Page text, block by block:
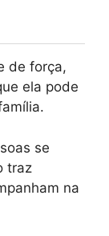
de força,
ela pode
se
traz
na